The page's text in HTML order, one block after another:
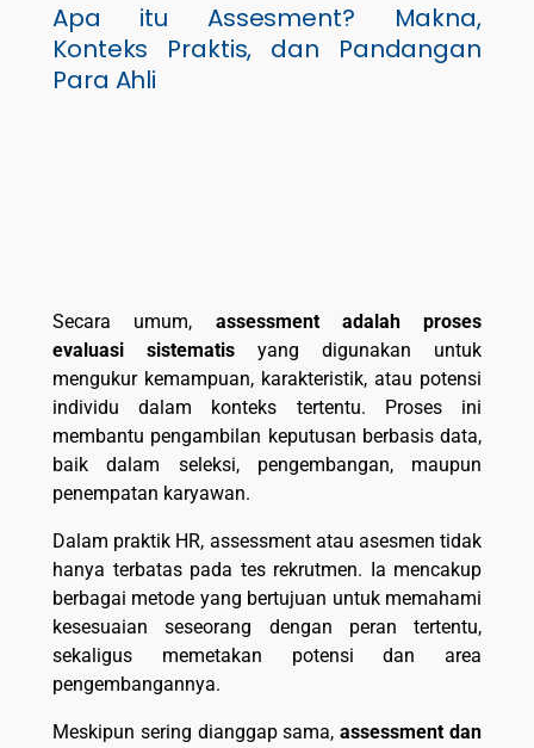
Apa itu Assesment? Makna,
Konteks Praktis, dan Pandangan
Para Ahli
Secara umum, assessment adalah proses
evaluasi sistematis yang digunakan untuk
mengukur kemampuan, karakteristik, atau potensi
individu dalam konteks tertentu. Proses ini
membantu pengambilan keputusan berbasis data,
baik dalam seleksi, pengembangan, maupun
penempatan karyawan.
Dalam praktik HR, assessment atau asesmen tidak
hanya terbatas pada tes rekrutmen. Ia mencakup
berbagai metode yang bertujuan untuk memahami
kesesuaian seseorang dengan peran tertentu,
sekaligus memetakan potensi dan area
pengembangannya.
Meskipun sering dianggap sama,assessment dan